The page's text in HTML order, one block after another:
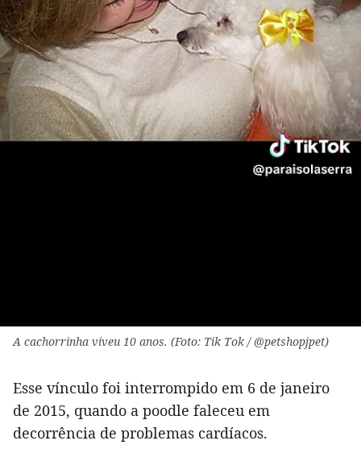
A cachorrinha viveu 10 anos. (Foto: Tik Tok / @petshopjpet)
Esse vínculo foi interrompido em 6 de janeiro
de 2015, quando a poodle faleceu em
decorrência de problemas cardíacos.